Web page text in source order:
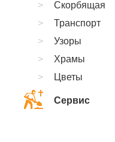
Скорбящая
Транспорт
Узоры
Храмы
Цветы
Сервис